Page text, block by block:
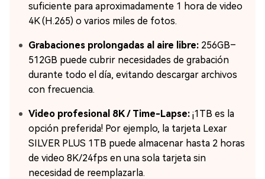
suficiente para aproximadamente 1 hora de video
4K (H.265) o varios miles de fotos.
Grabaciones prolongadas al aire libre: 256GB–
512GB puede cubrir necesidades de grabación
durante todo el día, evitando descargar archivos
con frecuencia.
Video profesional 8K / Time-Lapse: ¡1TB es la
opción preferida! Por ejemplo, la tarjeta Lexar
SILVER PLUS 1TB puede almacenar hasta 2 horas
de video 8K/24fps en una sola tarjeta sin
necesidad de reemplazarla.